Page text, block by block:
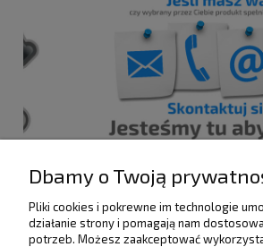
POMOC
Dbamy o Twoją
Pliki cookies i pokrewne im technologie
działanie strony i pomagają nam
potrzeb. Możesz zaakceptować